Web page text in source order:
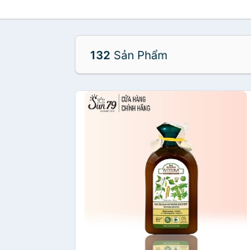
132 Sản Phẩm